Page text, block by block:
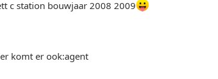
c station bouwjaar 2008 2009
komt er ook:agent